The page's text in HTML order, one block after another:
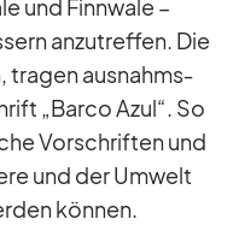
und Finn­wale –
an­zu­tref­fen. Die
tra­gen aus­nahms­
„Barco Azul“. So
Vor­schrif­ten und
und der Um­welt
kön­nen.